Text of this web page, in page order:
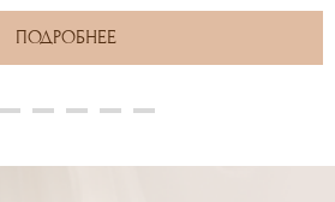
ПОДРОБНЕЕ